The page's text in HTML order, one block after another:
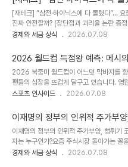
기 해두시고 필요할 때마다 꺼내 보세요!
양 등 숨은 명소 추가!)푸른 동해안의 매력
자기하고 물 맑기로 소문난 고성 지역과 서
을 꼼꼼하게 채워 넣었습니다.아야진해수욕
이죠!)삼포해수욕장: 강원특별자치도 고성군..
난 단일종목 ETF, 진짜 안전할까
논란 총정리)
[재테크] “삼전·하이닉스에 다 몰렸다”...
진짜 안전할까? (장단점과 괴리율 논란 총
시장이나 뉴스에서 가장 뜨겁게 다뤄지는 키
까?" 하고 가볍게 접근하셨던 분들 많으실
는 삼성전자와 SK하이닉스 같은 특정 대형
하는 ‘단일종목 레버리지 ETF’ 때문에 눈
급증하고 있습니다. 심지어 금융당국 수장
다"며 후회 섞인 목소리를 낼 정도로 사회적
종목 ETF의 숨겨진 덫과 거래..
경제와 세금 상식 2026.07.08
2026 월드컵 득점왕 예측: 메시
바페의 2연속 골든부트냐! (역대
2026 북중미 월드컵이 어느덧 막바지를
팬들의 심장을 뜨겁게 달구고 있습니다. 영
락하는 초대형 이변이 연출된 가운데, 전 대
우승 경쟁이 펼쳐지고 있죠.하지만 팀의 우
이목을 집중시키는 순위 싸움이 있습니다.
에게 주어지는 ‘골든부트(득점왕)’ 경쟁입
구 역사의 한 페이지를 장식했던 이전 10개
깔끔하게 정리해보고, 현재 안갯속 정국인
스포츠 인사이드 2026.07.08
이재명의 정부의 인위적 주가부
변동의 최대 피해자는 누구인가?
이재명의 정부의 인위적 주가부양, 뻥튀기
자는 누구인가?요즘 주식시장 돌아가는 꼴
분들 많으실 겁니다. "코스피 5000을 넘
경제와 세금 상식 2026.07.08